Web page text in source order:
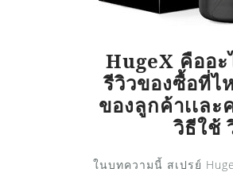
HugeX คืออ
รีวิวของซื้อที่ไ
ของลูกค้าเเล
วิธีใช้
ในบทความนี้ สเปรย์